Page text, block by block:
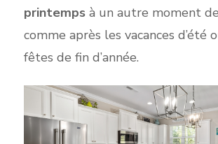
printempsà un autre moment de
comme après les vacances d’été
fêtes de fin d’année.